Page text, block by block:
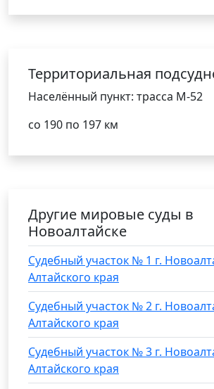
Территориальная
Населённый пункт: трасса М-52
со 190 по 197 км
Другие мировые суды в
Новоалтайске
Судебный участок № 1 г.
Алтайского края
Судебный участок № 2 г.
Алтайского края
Судебный участок № 3 г.
Алтайского края